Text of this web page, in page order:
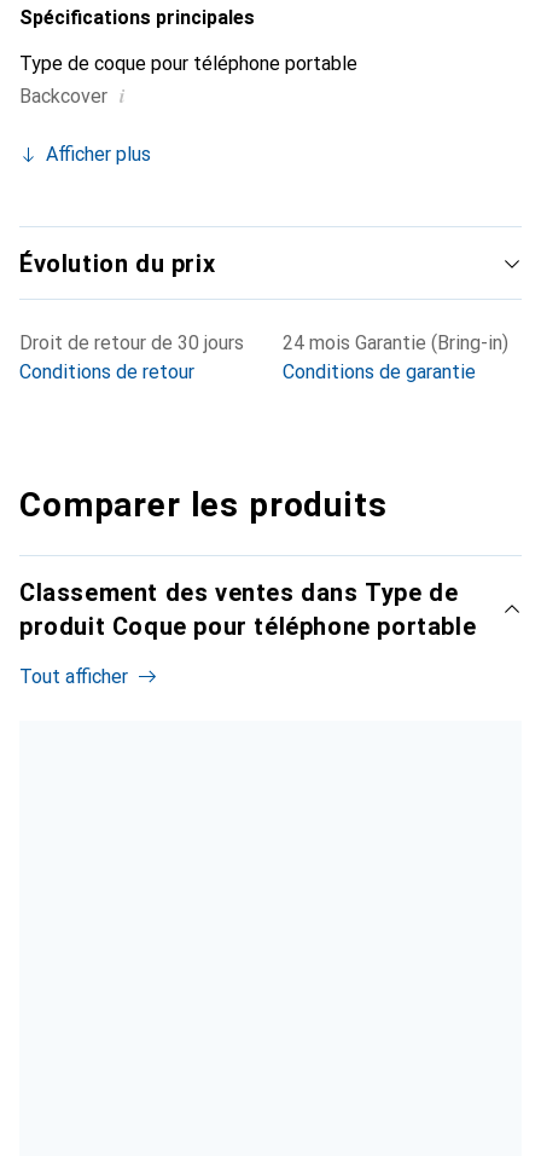
Spécifications principales
Type de coque pour téléphone portable
Backcover i
Afficher plus
Évolution du prix
Droit de retour de 30 jours
Conditions de retour
24 mois Garantie (Bring-in)
Conditions de garantie
Comparer les produits
Classement des ventes dans Type de
produit Coque pour téléphone portable
Tout afficher